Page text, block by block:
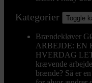
Kategorier Toggle
Brændekløver
ARBEJDE:
HVERDAG
krævende
brænde? Så er